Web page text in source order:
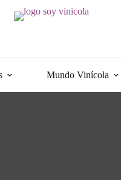
Mundo Vinícola